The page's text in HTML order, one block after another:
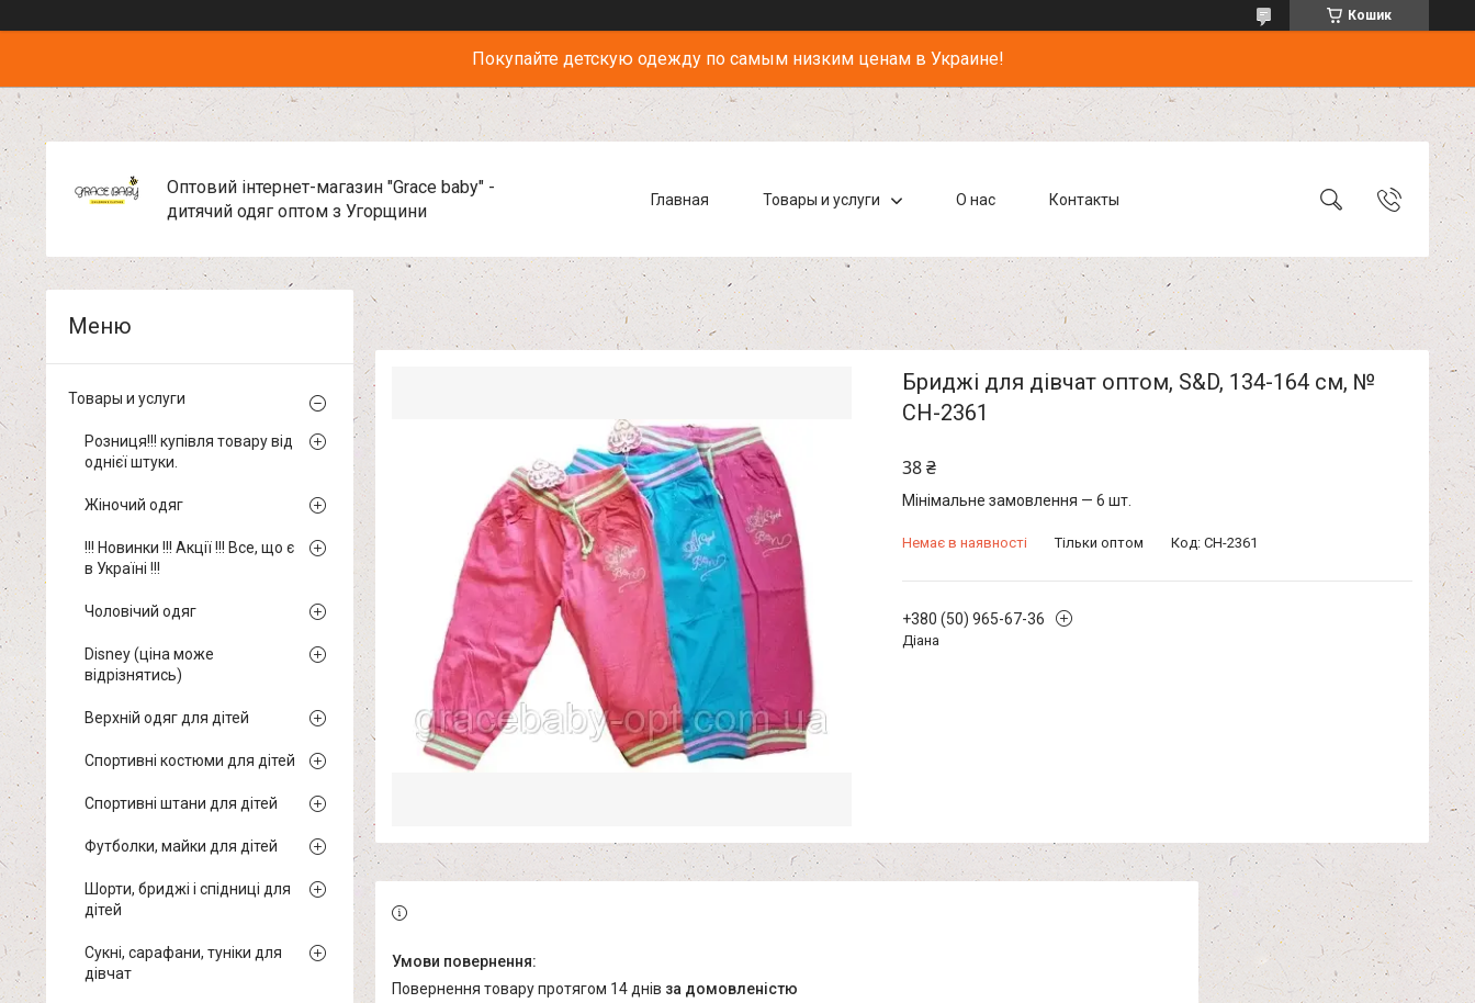
Кошик
Покупайте детскую одежду по самым низким ценам в Украине!
Оптовий інтернет-магазин "Grace baby" -
дитячий одяг оптом з Угорщини
Главная Товары и услуги О нас Контакты
Бриджі для дівчат оптом, S&D, 134-164 см, №
CH-2361
38 ₴
Мінімальне замовлення — 6 шт.
Немає в наявності Тільки оптом Код: CH-2361
+380 (50) 965-67-36
Діана
повернення товару протягом 14 днів за домовленістю
Товары и услуги
Розниця!!! купівля товару від
однієї штуки.
Жіночий одяг
!!! Новинки !!! Акції !!! Все, що є
в Україні !!!
Чоловічий одяг
Disney (ціна може
відрізнятись)
Верхній одяг для дітей
Спортивні костюми для дітей
Спортивні штани для дітей
Футболки, майки для дітей
Шорти, бриджі і спідниці для
дітей
Сукні, сарафани, туніки для
дівчат